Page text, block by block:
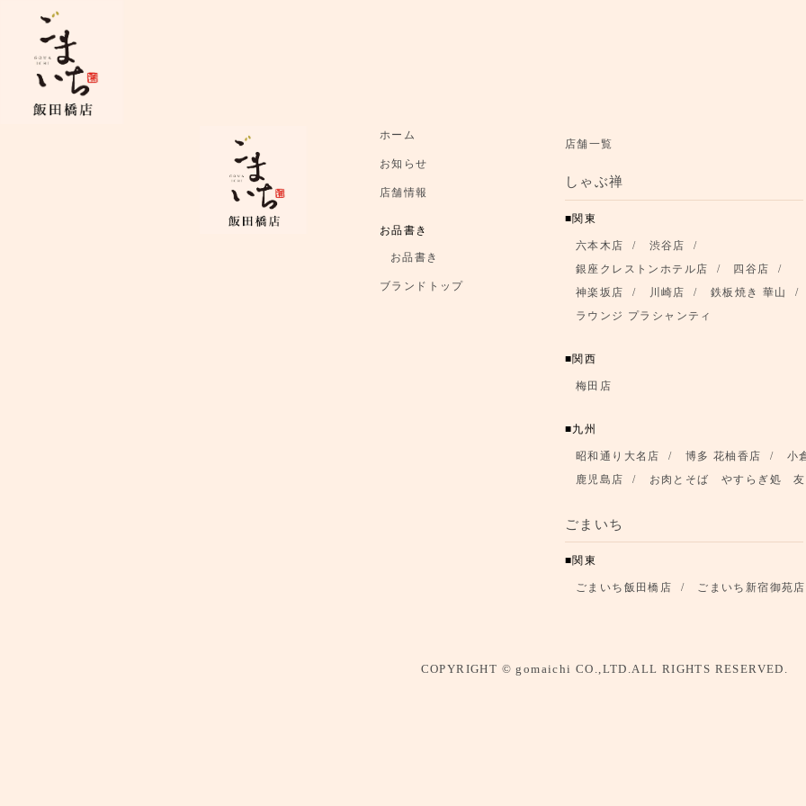
ブランドトップ
店舗情報
ホーム
お知らせ
店舗情報
お品書き
お品書き
ブランドトップ
店舗一覧
しゃぶ禅
関東
六本木店
渋谷店
銀座クレストンホテル店
四谷店
神楽坂店
川崎店
鉄板焼き 華山
ラウンジ プラシャンティ
関西
梅田店
九州
昭和通り大名店 博多 花柚香店
小
鹿児島店
お肉とそば やすらぎ処
ごまいち
関東
ごまいち飯田橋店 ごまいち新宿御苑店
COPYRIGHT © gomaichi CO.,LTD.ALL RIGHTS RESERVED.